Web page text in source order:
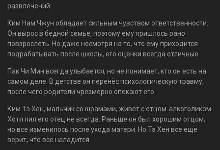
развлечений.
Ким Нам Чжун обладает сильным чувством ответственности.
Он вырос в бедной семье, поэтому ему пришлось рано
повзрослеть. Но даже несмотря на то, что ему приходится
подрабатывать после школы, его оценки всегда отличные.
Пак Чи Мин всегда улыбается, но не понимает, кто он есть на
самом деле. В детстве он перенёс психологическую травму,
после чего родители чрезмерно опекают его.
Ким Тэ Хен, мальчик со шрамами, живет с отцом-алкоголиком.
Хотя пил его отец не всегда. Раньше он был хорошим отцом,
но все изменилось после ухода матери. Но Тэ Хен все еще
верит, что все наладится.